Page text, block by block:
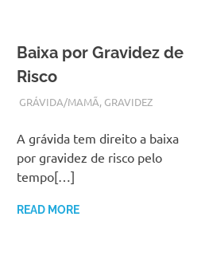
Baixa por Gravidez de
Risco
FEVEREIRO 19, 2018
ADMIN
GRÁVIDA/MAMÃ, GRAVIDEZ
A grávida tem direito a baixa
por gravidez de risco pelo
tempo[…]
READ MORE